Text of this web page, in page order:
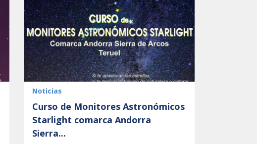
Noticias
Curso de Monitores Astronómicos
Starlight comarca Andorra
Sierra...